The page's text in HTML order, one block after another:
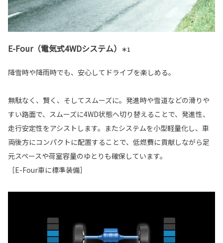
E-Four（電気式4WDシステム） ＊1
降雪時や降雨時でも、安心してドライブを楽しめる。
無駄なく、賢く、そしてスムーズに。発進時や雪道などの滑りや
すい路面で、スムーズに4WD状態へ切り替えることで、発進性、
走行安定性をアシストします。またシステムを小型軽量化し、車
両後方にコンパクトに配置することで、低燃費に貢献しながら足
元スペースや荷室容量のゆとりも確保しています。
［E-Four車に標準装備］